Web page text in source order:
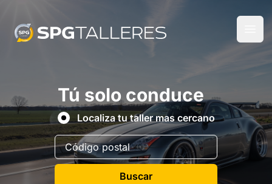
Tú solo conduce
Localiza tu taller mas cercano
Buscar